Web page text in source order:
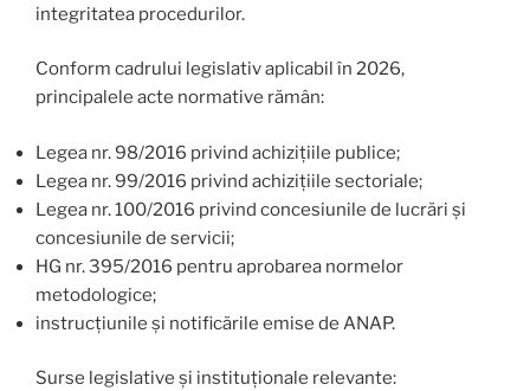
integritatea procedurilor.
Conform cadrului legislativ aplicabil în 2026,
principalele acte normative rămân:
Legea nr. 98/2016 privind achizițiile publice;
Legea nr. 99/2016 privind achizițiile sectoriale;
Legea nr. 100/2016 privind concesiunile de lucrări și
concesiunile de servicii;
HG nr. 395/2016 pentru aprobarea normelor
metodologice;
instrucțiunile și notificările emise de ANAP.
Surse legislative și instituționale relevante: